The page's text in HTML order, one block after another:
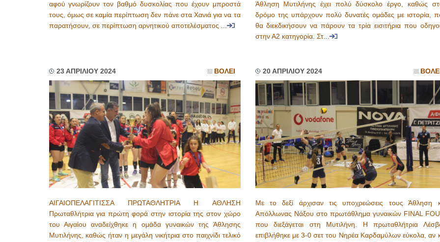
αφού γνωρίζουν τον βαθμό δυσκολίας που έχουν μπροστά
τους, όμως σε καμία περίπτωση δεν πάνε στα Χανιά για να τα
παρατήσουν, σε περίπτωση αρνητικού αποτελέσματος ...
Άθληση Μυτιλήνης έχει πολύ δύσκολο έργο, καθώς
δρόμο της υπάρχουν πολύ δυνατές ομάδες με ιστορία,
θα διεκδικήσουν να πάρουν τα τρία εισιτήρια που
στην Α2 κατηγορία. Στ...
23 ΑΠΡΙΛΙΟΥ 2024 ΒΟΛΕΙ
ΑΙΓΑΙΟΠΕΛΑΓΙΤΙΣΣΑ ΠΡΩΤΑΘΛΗΤΡΙΑ Η ΑΘΛΗΣΗ
Πρωταθλήτρια για πρώτη φορά στην ιστορία της στον χώρο
του Αιγαίου αναδείχθηκε η ομάδα γυναικών της Άθλησης
Μυτιλήνης, καθώς ήταν η μεγάλη νικήτρια στο παιχνίδι τελικό
20 ΑΠΡΙΛΙΟΥ 2024 ΒΟΛΕΙ
Με το δεξί άρχισαν τις υποχρεώσεις τους Άθληση
Απόλλωνας Νάξου στο πρωτάθλημα γυναικών FINAL
που διεξάγεται στη Μυτιλήνη. Η πρωταθλήτρια
επιβλήθηκε με 3-0 σετ του Νηρέα Καρδαμύλων εύκολα, αν